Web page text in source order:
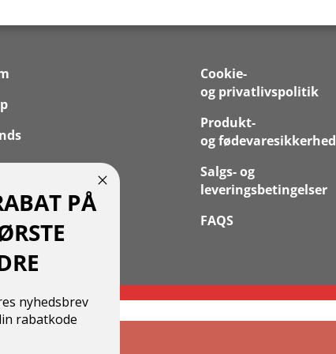
Konto
Cookie-
og privatlivspolitik
Produkt-
og fødevaresikkerhed
Salgs- og
leveringsbetingelser
FAQS
PÅ
nyhedsbrev
rabatkode